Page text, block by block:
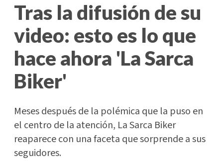
Tras la difusión de su
video: esto es lo que
hace ahora 'La Sarca
Biker'
Meses después de la polémica que la puso en
el centro de la atención, La Sarca Biker
reaparece con una faceta que sorprende a sus
seguidores.